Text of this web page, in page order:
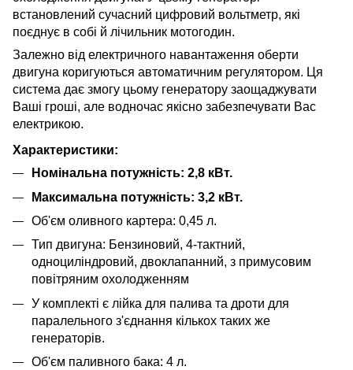
встановлений сучасний цифровий вольтметр, які
поєднує в собі й лічильник мотогодин.
Залежно від електричного навантаження оберти
двигуна коригуються автоматичним регулятором. Ця
система дає змогу цьому генератору заощаджувати
Ваші гроші, але водночас якісно забезпечувати Вас
електрикою.
Характеристики:
Номінальна потужність: 2,8 кВт.
Максимальна потужність: 3,2 кВт.
Об'єм оливного картера: 0,45 л.
Тип двигуна: Бензиновий, 4-тактний,
одноциліндровий, двоклапанний, з примусовим
повітряним охолодженням
У комплекті є лійка для палива та дроти для
паралельного з'єднання кількох таких же
генераторів.
Об'єм паливного бака: 4 л.